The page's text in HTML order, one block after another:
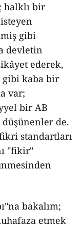
bir
gibi
devletin
ederek,
gibi kaba bir
var;
bir AB
de.
standartları
"fikir"
bakalım;
etmek